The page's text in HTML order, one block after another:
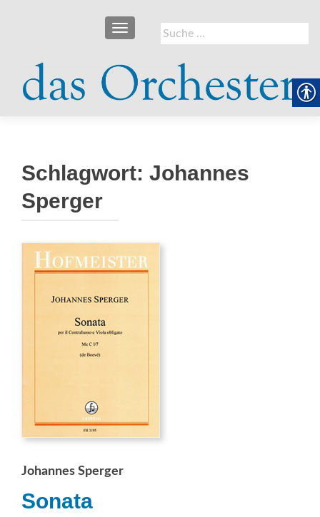
Suche
nach:
SCHALTE NAVIGATION
Schlagwort: Johannes
Sperger
Johannes Sperger
Sonata